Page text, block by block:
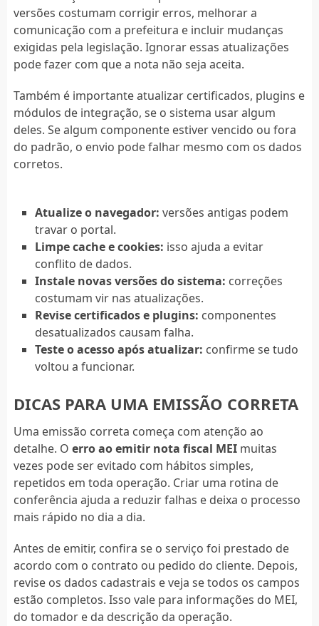
versões costumam corrigir erros, melhorar a
comunicação com a prefeitura e incluir mudanças
exigidas pela legislação. Ignorar essas atualizações
pode fazer com que a nota não seja aceita.
Também é importante atualizar certificados, plugins e
módulos de integração, se o sistema usar algum
deles. Se algum componente estiver vencido ou fora
do padrão, o envio pode falhar mesmo com os dados
corretos.
Atualize o navegador: versões antigas podem
travar o portal.
Limpe cache e cookies: isso ajuda a evitar
conflito de dados.
Instale novas versões do sistema: correções
costumam vir nas atualizações.
Revise certificados e plugins: componentes
desatualizados causam falha.
Teste o acesso após atualizar: confirme se tudo
voltou a funcionar.
DICAS PARA UMA EMISSÃO CORRETA
Uma emissão correta começa com atenção ao
detalhe. O erro ao emitir nota fiscal MEImuitas
vezes pode ser evitado com hábitos simples,
repetidos em toda operação. Criar uma rotina de
conferência ajuda a reduzir falhas e deixa o processo
mais rápido no dia a dia.
Antes de emitir, confira se o serviço foi prestado de
acordo com o contrato ou pedido do cliente. Depois,
revise os dados cadastrais e veja se todos os campos
estão completos. Isso vale para informações do MEI,
do tomador e da descrição da operação.